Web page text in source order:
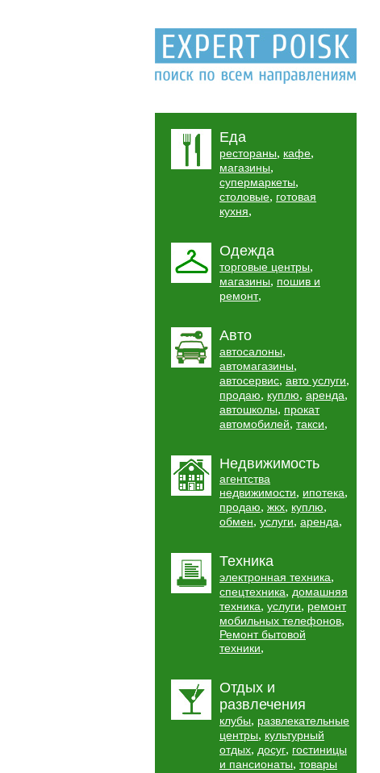
Еда
рестораны, кафе,
магазины,
супермаркеты,
столовые, готовая
кухня,
Одежда
торговые центры,
магазины, пошив и
ремонт,
Авто
автосалоны,
автомагазины,
автосервис, авто услуги,
продаю, куплю, аренда,
автошколы, прокат
автомобилей, такси,
Недвижимость
агентства
недвижимости, ипотека,
продаю, жкх, куплю,
обмен, услуги, аренда,
Техника
электронная техника,
спецтехника, домашняя
техника, услуги, ремонт
мобильных телефонов,
Ремонт бытовой
техники,
Отдых и
развлечения
клубы, развлекательные
центры, культурный
отдых, досуг, гостиницы
и пансионаты, товары